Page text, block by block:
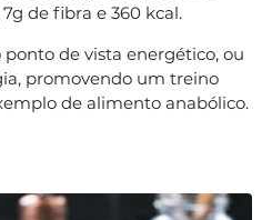
de fibra e 360 kcal.
de vista energético, ou
promovendo um treino
de alimento anabólico.